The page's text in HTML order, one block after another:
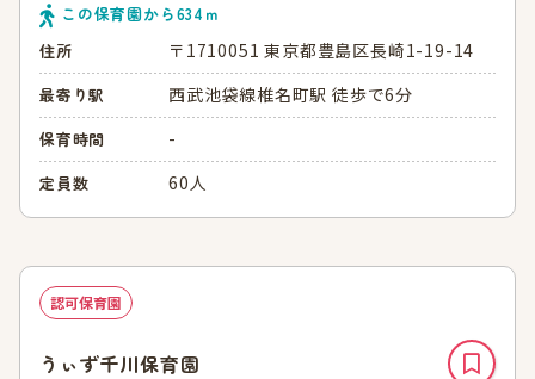
この保育園から634 ｍ
住所
〒1710051 東京都豊島区長崎1-19-14
最寄り駅 西武池袋線椎名町駅 徒歩で6分
保育時間 -
定員数 60人
認可保育園
うぃず千川保育園